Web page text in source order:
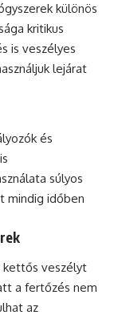
különös
kritikus
is veszélyes
lejárat
és
súlyos
mindig időben
kettős veszélyt
a fertőzés nem
az